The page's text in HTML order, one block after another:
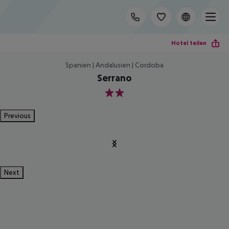
Hotel teilen
Spanien | Andalusien | Cordoba
Serrano
2
Previous
Next